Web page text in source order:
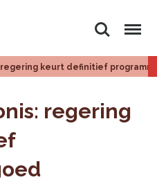
Zoeken Menu
regering keurt definitief
regering